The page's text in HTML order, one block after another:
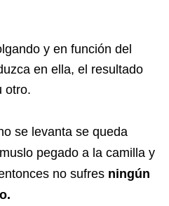
y en función del
en ella, el resultado
otro.
se levanta se queda
pegado a la camilla y
no sufres ningún